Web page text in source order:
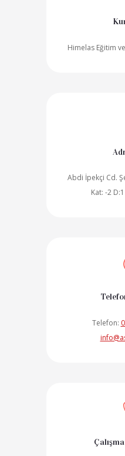
Himelas Eğitim
Abdi İpekçi Cd.
Kat: -2
Telefon: